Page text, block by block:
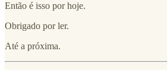
Então é isso por hoje.
Obrigado por ler.
Até a próxima.